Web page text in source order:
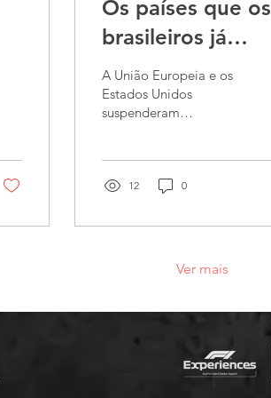
Os países que os
brasileiros já
podem visitar.
A União Europeia e os
Estados Unidos
suspenderam
estadia recente pelo...
12 0
Ver mais